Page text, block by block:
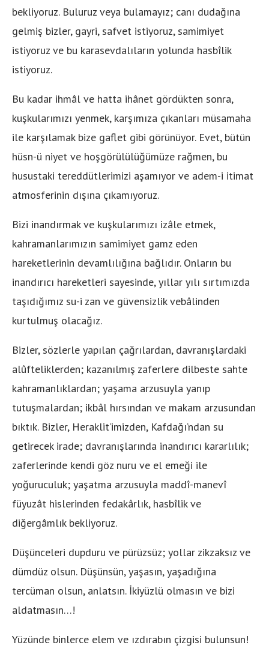
bekliyoruz. Buluruz veya bulamayız; canı dudağına
gelmiş bizler, gayri, safvet istiyoruz, samimiyet
istiyoruz ve bu karasevdalıların yolunda hasbîlik
istiyoruz.
Bu kadar ihmâl ve hatta ihânet gördükten sonra,
kuşkularımızı yenmek, karşımıza çıkanları müsamaha
ile karşılamak bize gaflet gibi görünüyor. Evet, bütün
hüsn-ü niyet ve hoşgörülülüğümüze rağmen, bu
husustaki tereddütlerimizi aşamıyor ve adem-i itimat
atmosferinin dışına çıkamıyoruz.
Bizi inandırmak ve kuşkularımızı izâle etmek,
kahramanlarımızın samimiyet gamz eden
hareketlerinin devamlılığına bağlıdır. Onların bu
inandırıcı hareketleri sayesinde, yıllar yılı sırtımızda
taşıdığımız su-i zan ve güvensizlik vebâlinden
kurtulmuş olacağız.
Bizler, sözlerle yapılan çağrılardan, davranışlardaki
alûfteliklerden; kazanılmış zaferlere dilbeste sahte
kahramanlıklardan; yaşama arzusuyla yanıp
tutuşmalardan; ikbâl hırsından ve makam arzusundan
bıktık. Bizler, Heraklit’imizden, Kafdağı’ndan su
getirecek irade; davranışlarında inandırıcı kararlılık;
zaferlerinde kendi göz nuru ve el emeği ile
yoğuruculuk; yaşatma arzusuyla maddî-manevî
füyuzât hislerinden fedakârlık, hasbîlik ve
diğergâmlık bekliyoruz.
Düşünceleri dupduru ve pürüzsüz; yollar zikzaksız ve
dümdüz olsun. Düşünsün, yaşasın, yaşadığına
tercüman olsun, anlatsın. İkiyüzlü olmasın ve bizi
aldatmasın…!
Yüzünde binlerce elem ve ızdırabın çizgisi bulunsun!